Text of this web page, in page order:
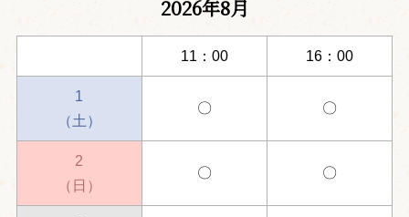
2026年8月
11：00 16：00
1
（土）
〇 〇
2
（日）
〇 〇